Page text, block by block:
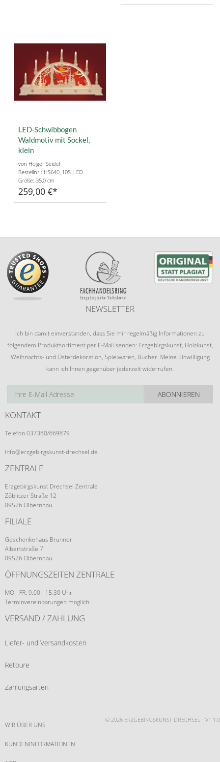
LED-Schwibbogen
Waldmotiv mit Sockel,
klein
von Holger Seidel
Bestellnr.: HS640_10S_LED
Größe: 35,0 cm
259,00 €
NEWSLETTER
Ich bin damit einverstanden, dass Sie mir regelmäßig Informationen zu
folgendem Produktsortiment per E-Mail senden: Erzgebirgskunst, Holzkunst,
Weihnachts- und Osterdekoration, Spielwaren, Bücher. Meine Einwilligung
kann ich Ihnen gegenüber jederzeit widerrufen.
ABONNIEREN
KONTAKT
Telefon 037360/669879
info@erzgebirgskunst-drechsel.de
ZENTRALE
Erzgebirgskunst Drechsel Zentrale
Zöblitzer Straße 12
09526 Olbernhau
FILIALE
Geschenkehaus Brunner
Albertstraße 7
09526 Olbernhau
ÖFFNUNGSZEITEN ZENTRALE
MO - FR: 9:00 - 15:30 Uhr
Terminvereinbarungen möglich.
VERSAND / ZAHLUNG
Liefer- und Versandkosten
Retoure
Zahlungsarten
© 2026 ERZGEBIRGSKUNST DRECHSEL - V1.1.0
WIR ÜBER UNS
KUNDENINFORMATIONEN